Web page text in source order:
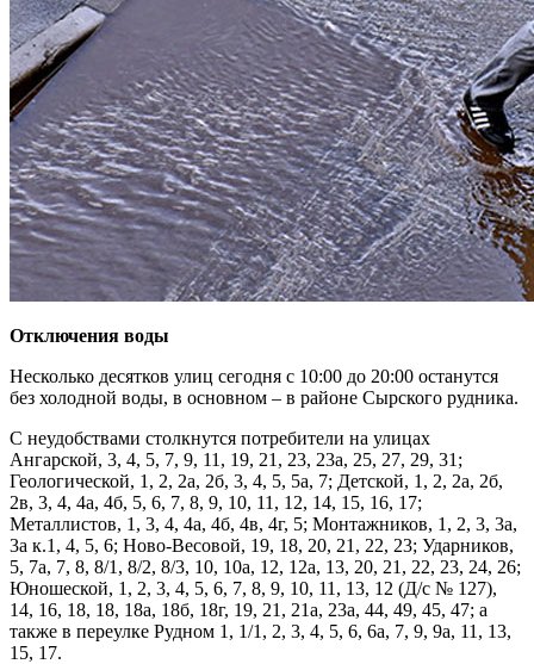
Отключения воды
Несколько десятков улиц сегодня с 10:00 до 20:00 останутся
без холодной воды, в основном – в районе Сырского рудника.
С неудобствами столкнутся потребители на улицах
Ангарской, 3, 4, 5, 7, 9, 11, 19, 21, 23, 23а, 25, 27, 29, 31;
Геологической, 1, 2, 2а, 2б, 3, 4, 5, 5а, 7; Детской, 1, 2, 2а, 2б,
2в, 3, 4, 4а, 4б, 5, 6, 7, 8, 9, 10, 11, 12, 14, 15, 16, 17;
Металлистов, 1, 3, 4, 4а, 4б, 4в, 4г, 5; Монтажников, 1, 2, 3, 3а,
3а к.1, 4, 5, 6; Ново-Весовой, 19, 18, 20, 21, 22, 23; Ударников,
5, 7а, 7, 8, 8/1, 8/2, 8/3, 10, 10а, 12, 12а, 13, 20, 21, 22, 23, 24, 26;
Юношеской, 1, 2, 3, 4, 5, 6, 7, 8, 9, 10, 11, 13, 12 (Д/с № 127),
14, 16, 18, 18, 18а, 18б, 18г, 19, 21, 21а, 23а, 44, 49, 45, 47; а
также в переулке Рудном 1, 1/1, 2, 3, 4, 5, 6, 6а, 7, 9, 9а, 11, 13,
15, 17.